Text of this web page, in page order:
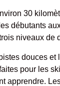
30
débutants
niveaux de
douces et
pour les
apprendre.